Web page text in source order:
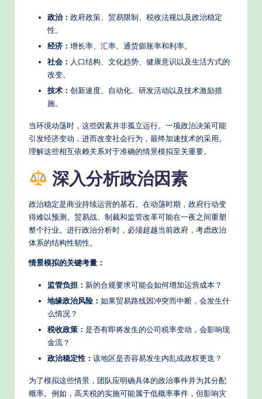
d
rn
T
h
d
政治： 政府政策、贸易限制、税收法规以及政治稳定
性。
经济： 增长率、汇率、通货膨胀率和利率。
社会： 人口结构、文化趋势、健康意识以及生活方式的
改变。
技术： 创新速度、自动化、研发活动以及技术激励措
施。
当环境动荡时，这些因素并非孤立运行。一项政治决策可能
引发经济变动，进而改变社会行为，最终加速技术的采用。
理解这些相互依赖关系对于准确的情景模拟至关重要。
深入分析政治因素
政治稳定是商业持续运营的基石。在动荡时期，政府行动变
得难以预测。贸易战、制裁和监管改革可能在一夜之间重塑
整个行业。进行政治分析时，必须超越当前政府，考虑政治
体系的结构性韧性。
情景模拟的关键考量：
监管负担： 新的合规要求可能会如何增加运营成本？
地缘政治风险： 如果贸易路线因冲突而中断，会发生什
么情况？
税收政策： 是否有即将发生的公司税率变动，会影响现
金流？
政治稳定性： 该地区是否容易发生内乱或政权更迭？
为了模拟这些情景，团队应明确具体的政治事件并为其分配
概率。例如，高关税的实施可能属于低概率事件，但影响灾